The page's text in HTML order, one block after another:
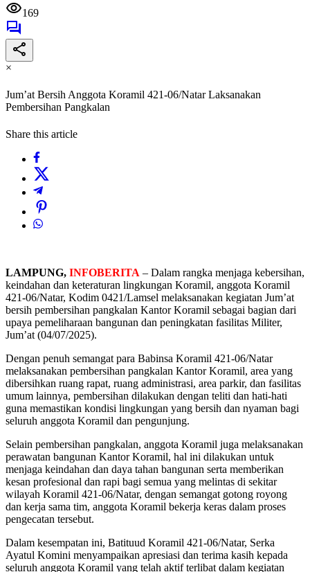
169
×
Jum’at Bersih Anggota Koramil 421-06/Natar Laksanakan
Pembersihan Pangkalan
Share this article
LAMPUNG, INFOBERITA – Dalam rangka menjaga kebersihan,
keindahan dan keteraturan lingkungan Koramil, anggota Koramil
421-06/Natar, Kodim 0421/Lamsel melaksanakan kegiatan Jum’at
bersih pembersihan pangkalan Kantor Koramil sebagai bagian dari
upaya pemeliharaan bangunan dan peningkatan fasilitas Militer,
Jum’at (04/07/2025).
Dengan penuh semangat para Babinsa Koramil 421-06/Natar
melaksanakan pembersihan pangkalan Kantor Koramil, area yang
dibersihkan ruang rapat, ruang administrasi, area parkir, dan fasilitas
umum lainnya, pembersihan dilakukan dengan teliti dan hati-hati
guna memastikan kondisi lingkungan yang bersih dan nyaman bagi
seluruh anggota Koramil dan pengunjung.
Selain pembersihan pangkalan, anggota Koramil juga melaksanakan
perawatan bangunan Kantor Koramil, hal ini dilakukan untuk
menjaga keindahan dan daya tahan bangunan serta memberikan
kesan profesional dan rapi bagi semua yang melintas di sekitar
wilayah Koramil 421-06/Natar, dengan semangat gotong royong
dan kerja sama tim, anggota Koramil bekerja keras dalam proses
pengecatan tersebut.
Dalam kesempatan ini, Batituud Koramil 421-06/Natar, Serka
Ayatul Komini menyampaikan apresiasi dan terima kasih kepada
seluruh anggota Koramil yang telah aktif terlibat dalam kegiatan